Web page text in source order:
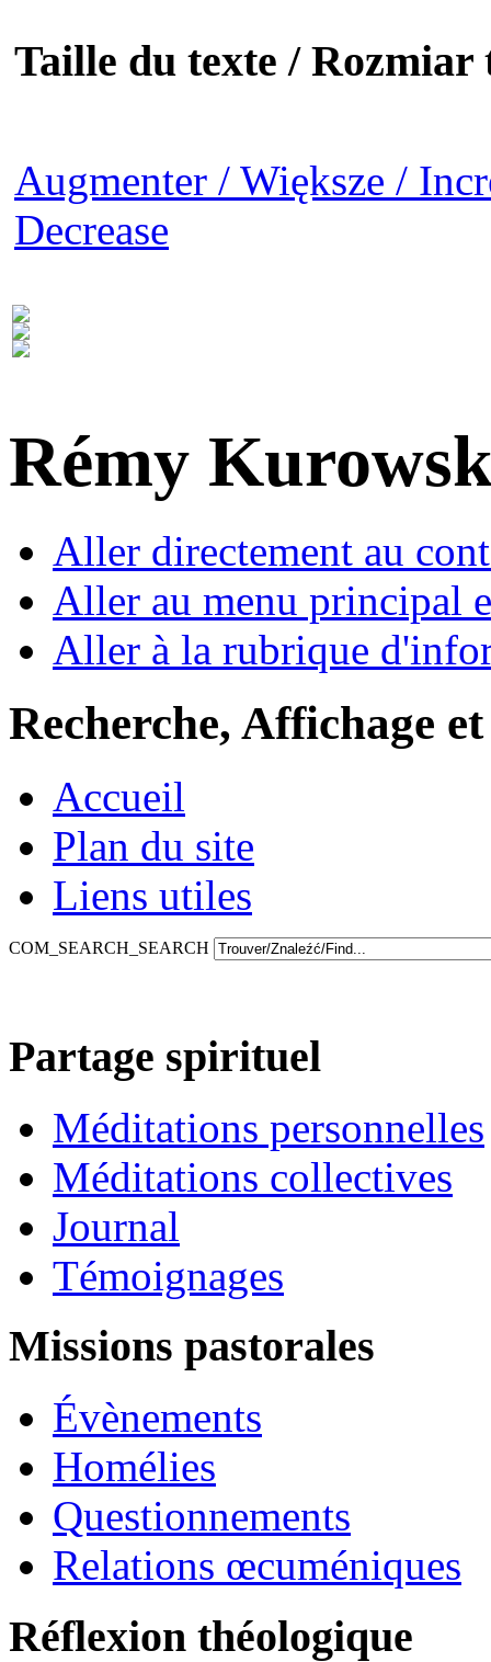
Taille du texte / Rozmiar
Augmenter / Większe /
Decrease
Rémy
Aller directement au
Aller au menu principal
Aller à la rubrique
Recherche, Affichage
Accueil
Plan du site
Liens utiles
COM_SEARCH_SEARCH
Partage spirituel
Méditations personnelles
Méditations collectives
Journal
Témoignages
Missions pastorales
Évènements
Homélies
Questionnements
Relations œcuméniques
Réflexion théologique